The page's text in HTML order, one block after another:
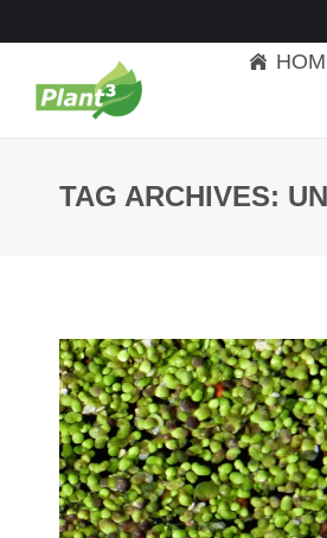
TAG ARCHIVES: